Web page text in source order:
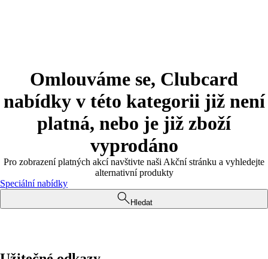
Omlouváme se, Clubcard
nabídky v této kategorii již není
platná, nebo je již zboží
vyprodáno
Pro zobrazení platných akcí navštivte naši Akční stránku a vyhledejte
alternativní produkty
Speciální nabídky
Hledat